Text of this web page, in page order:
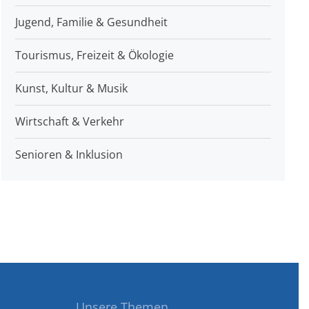
Jugend, Familie & Gesundheit
Tourismus, Freizeit & Ökologie
Kunst, Kultur & Musik
Wirtschaft & Verkehr
Senioren & Inklusion